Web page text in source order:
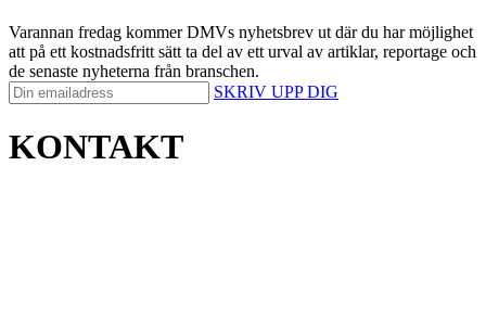
Varannan fredag kommer DMVs nyhetsbrev ut där du har möjlighet
att på ett kostnadsfritt sätt ta del av ett urval av artiklar, reportage och
de senaste nyheterna från branschen.
SKRIV UPP DIG
KONTAKT